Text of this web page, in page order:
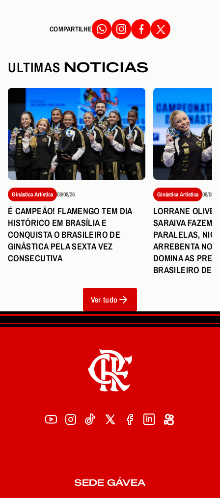
COMPARTILHE
ULTIMAS NOTICIAS
Ginástica Artística 08/08/26
É CAMPEÃO! FLAMENGO TEM DIA
HISTÓRICO EM BRASÍLIA E
CONQUISTA O BRASILEIRO DE
GINÁSTICA PELA SEXTA VEZ
CONSECUTIVA
Ginástica Artística 08/08/26
LORRANE
SARAIVA FAZEM
PARALELAS,
ARREBENTA NO
DOMINA AS
BRASILEIRO DE
Ver tudo
SEDE GÁVEA